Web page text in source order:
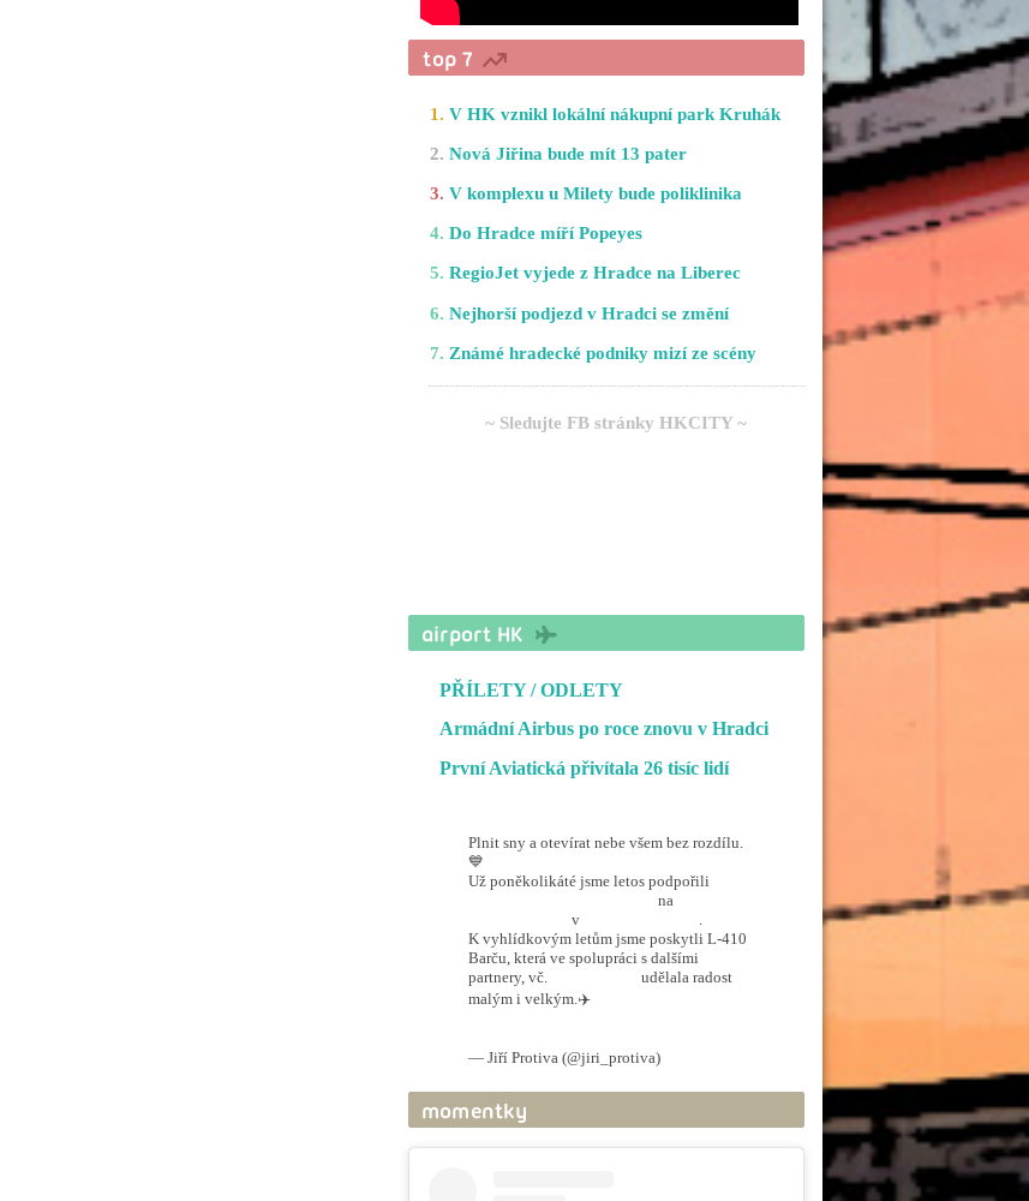
1. V HK vznikl lokální nákupní park Kruhák
2. Nová Jiřina bude mít 13 pater
3. V komplexu u Milety bude poliklinika
4. Do Hradce míří Popeyes
5. RegioJet vyjede z Hradce na Liberec
6. Nejhorší podjezd v Hradci se změní
7. Známé hradecké podniky mizí ze scény
~ Sledujte FB stránky HKCITY ~
PŘÍLETY / ODLETY
Armádní Airbus po roce znovu v Hradci
První Aviatická přivítala 26 tisíc lidí
Plnit sny a otevírat nebe všem bez rozdílu.
💙
Už poněkolikáté jsme letos podpořili
na
v
.
K vyhlídkovým letům jsme poskytli L-410
Barču, která ve spolupráci s dalšími
partnery, vč.
udělala radost
malým i velkým.✈️
— Jiří Protiva (@jiri_protiva)